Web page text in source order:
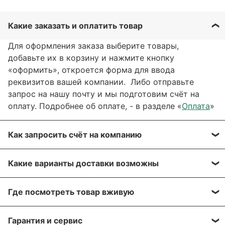
Какие заказать и оплатить товар
Для оформления заказа выберите товары,
добавьте их в корзину и нажмите кнопку
«оформить», откроется форма для ввода
реквизитов вашей компании. Либо отправьте
запрос на нашу почту и мы подготовим счёт на
оплату. Подробнее об оплате, - в разделе «Оплата»
Как запросить счёт на компанию
оформлении заказа, отправить запрос на нашу
почту или через заявку через форму обратной
связи. Мы свяжемся с вами в течение нескольких
Для получения более подробной информации по
Какие варианты доставки возможны
описанные в разделе « Доставка»
самовывоз, доставка курьером, доставка через
транспортную компанию.
Где посмотреть товар вживую
Гарантия и сервис